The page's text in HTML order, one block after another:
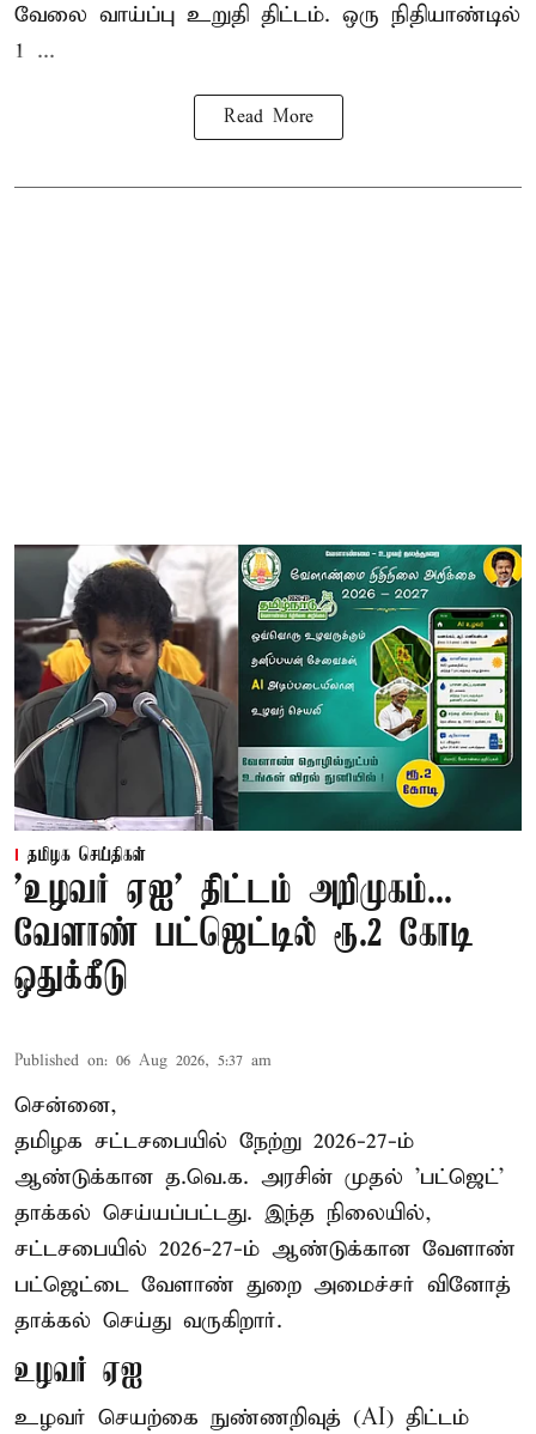
வேலை வாய்ப்பு உறுதி திட்டம். ஒரு நிதியாண்டில்
1 ...
Read More
தமிழக செய்திகள்
'உழவர் ஏஐ' திட்டம் அறிமுகம்...
வேளாண் பட்ஜெட்டில் ரூ.2 கோடி
ஒதுக்கீடு
Published on: 06 Aug 2026, 5:37 am
சென்னை,
தமிழக சட்டசபையில் நேற்று 2026-27-ம்
ஆண்டுக்கான த.வெ.க. அரசின் முதல் 'பட்ஜெட்'
தாக்கல் செய்யப்பட்டது. இந்த நிலையில்,
சட்டசபையில் 2026-27-ம் ஆண்டுக்கான வேளாண்
பட்ஜெட்டை வேளாண் துறை அமைச்சர் வினோத்
தாக்கல் செய்து வருகிறார்.
உழவர் ஏஐ
உழவர் செயற்கை நுண்ணறிவுத் (AI) திட்டம்